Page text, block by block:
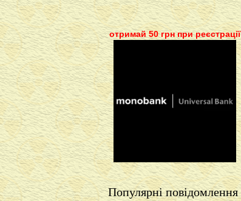
отримай 50 грн при реєстрації
Популярні повідомлення